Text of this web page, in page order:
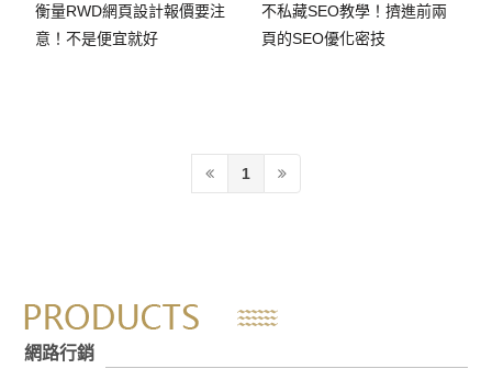
衡量RWD網頁設計報價要注
意！不是便宜就好
不私藏SEO教學！擠進前兩
頁的SEO優化密技
1
網路行銷